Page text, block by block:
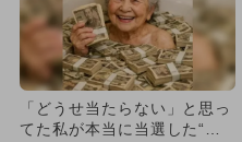
「どうせ当たらない」と思っ
てた私が本当に当選した“買